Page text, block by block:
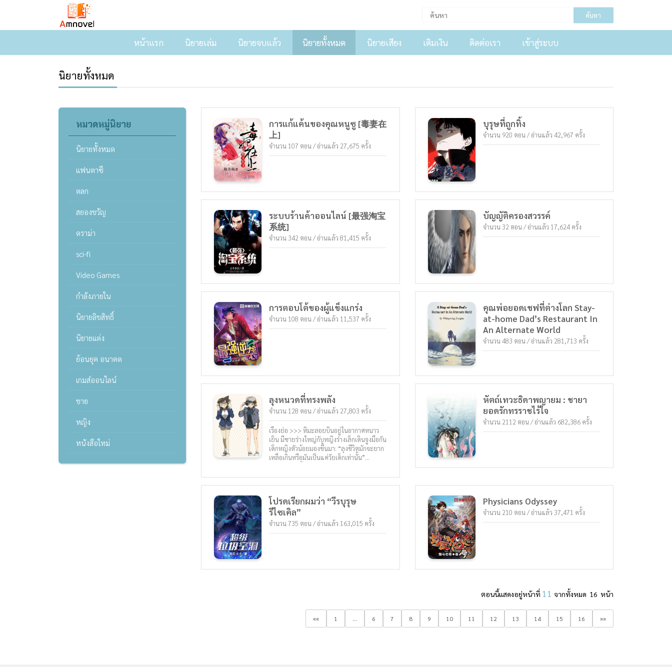
ค้นหา
หน้าแรก นิยายเล่ม นิยายจบแล้ว นิยายทั้งหมด นิยายเสียง เติมเงิน ติดต่อเรา เข้าสู่ระบบ
นิยายทั้งหมด
หมวดหมู่นิยาย
นิยายทั้งหมด
แฟนตาซี
ตลก
สยองขวัญ
ดราม่า
sci-fi
Video Games
กำลังภายใน
นิยายลิขสิทธิ์
นิยายแต่ง
ย้อนยุค อนาคต
เกมส์ออนไลน์
ชาย
หญิง
หนังสือใหม่
การแก้แค้นของคุณหนูซู [毒妻在
上]
จำนวน 107 ตอน / อ่านแล้ว 27,675 ครั้ง
บุรุษที่ถูกทิ้ง
จำนวน 920 ตอน / อ่านแล้ว 42,967 ครั้ง
ระบบร้านค้าออนไลน์ [最强淘宝
系统]
จำนวน 342 ตอน / อ่านแล้ว 81,415 ครั้ง
บัญญัติครองสวรรค์
จำนวน 32 ตอน / อ่านแล้ว 17,624 ครั้ง
การตอบโต้ของผู้แข็งแกร่ง
จำนวน 108 ตอน / อ่านแล้ว 11,537 ครั้ง
คุณพ่อยอดเชฟที่ต่างโลก Stay-
at-home Dad’s Restaurant In
An Alternate World
จำนวน 483 ตอน / อ่านแล้ว 281,713 ครั้ง
ลุงหนวดที่ทรงพลัง
จำนวน 128 ตอน / อ่านแล้ว 27,803 ครั้ง
เรื่องย่อ >>> หิมะลอยบินอยู่ในอากาศหนาว
เย็น มีชายร่างใหญ่กับหญิงร่างเล็กเดินจูงมือกัน
เด็กหญิงตัวน้อยมองขึ้นมา: “ลุงชีวิตมักจะยาก
เหลือเกินหรือมันเป็นแค่วัยเด็กเท่านั้น”
ข้อยกเว้นอยู่เสมอคุณพบลุง ในอนาคตคุณจะ
ไม่ต้องทนทุกข์ทรมานอีกต่อไป! “ ลุงหยิบร่าง
ร่างหนึ่งและทั้งสองก็เดินไปตามถนนหิมะและ
หัตถ์เทวะธิดาพญายม : ชายา
ยอดรักทรราชไร้ใจ
จำนวน 2112 ตอน / อ่านแล้ว 682,386 ครั้ง
โปรดเรียกผมว่า “วีรบุรุษ
รีไซเคิล”
จำนวน 735 ตอน / อ่านแล้ว 163,015 ครั้ง
Physicians Odyssey
จำนวน 210 ตอน / อ่านแล้ว 37,471 ครั้ง
ตอนนี้แสดงอยู่หน้าที่ 11 จากทั้งหมด 16 หน้า
«« 1 ... 6 7 8 9 10 11 12 13 14 15 16 »»